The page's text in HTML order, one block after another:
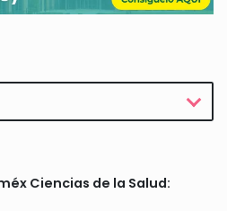
Ciencias de la Salud: